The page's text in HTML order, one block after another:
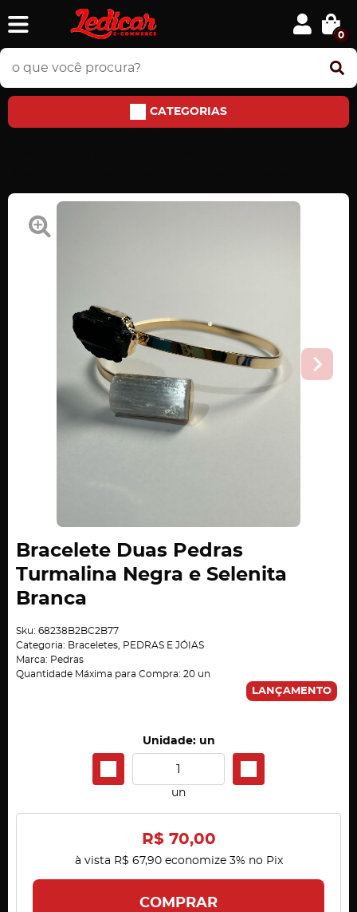
0
CATEGORIAS
Bracelete Duas Pedras
Turmalina Negra e Selenita
Branca
Sku: 68238B2BC2B77
Categoria: Braceletes
PEDRAS E JÓIAS
Marca: Pedras
Quantidade Máxima para Compra: 20 un
LANÇAMENTO
Unidade: un
un
R$ 70,00
à vista R$ 67,90economize 3% no Pix
COMPRAR